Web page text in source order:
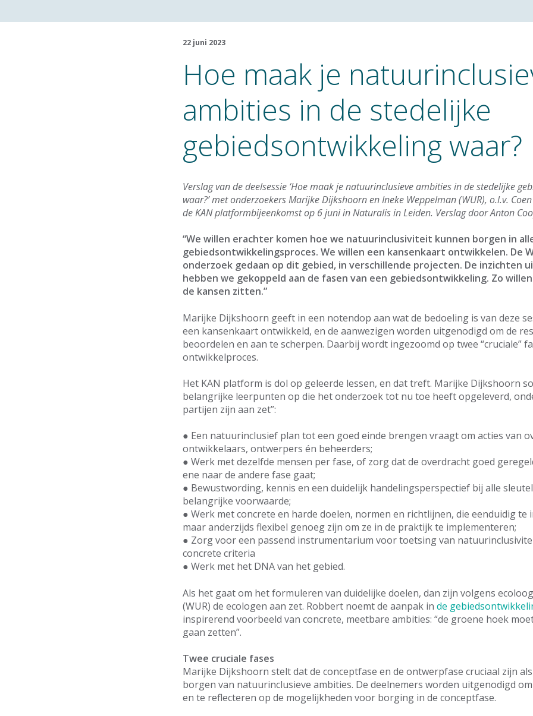
22 juni 2023
Hoe maak je
ambities in de stedelijke
gebiedsontwikkeling waar?
Verslag van de deelsessie ‘Hoe maak je natuurinclusieve ambities in de stedelijke
waar?’ met onderzoekers Marijke Dijkshoorn en Ineke Weppelman (WUR), o.l.v.
de KAN platformbijeenkomst op 6 juni in Naturalis in Leiden. Verslag door Anton
“We willen erachter komen hoe we natuurinclusiviteit kunnen borgen in
gebiedsontwikkelingsproces. We willen een kansenkaart ontwikkelen. De
onderzoek gedaan op dit gebied, in verschillende projecten. De inzichten
hebben we gekoppeld aan de fasen van een gebiedsontwikkeling. Zo
de kansen zitten.”
Marijke Dijkshoorn geeft in een notendop aan wat de bedoeling is van deze
een kansenkaart ontwikkeld, en de aanwezigen worden uitgenodigd om de
beoordelen en aan te scherpen. Daarbij wordt ingezoomd op twee “cruciale”
ontwikkelproces.
Het KAN platform is dol op geleerde lessen, en dat treft. Marijke Dijkshoorn
belangrijke leerpunten op die het onderzoek tot nu toe heeft opgeleverd,
partijen zijn aan zet”:
● Een natuurinclusief plan tot een goed einde brengen vraagt om acties van
ontwikkelaars, ontwerpers én beheerders;
● Werk met dezelfde mensen per fase, of zorg dat de overdracht goed
ene naar de andere fase gaat;
● Bewustwording, kennis en een duidelijk handelingsperspectief bij alle
belangrijke voorwaarde;
● Werk met concrete en harde doelen, normen en richtlijnen, die eenduidig
maar anderzijds flexibel genoeg zijn om ze in de praktijk te implementeren;
● Zorg voor een passend instrumentarium voor toetsing van
concrete criteria
● Werk met het DNA van het gebied.
Als het gaat om het formuleren van duidelijke doelen, dan zijn volgens
(WUR) de ecologen aan zet. Robbert noemt de aanpak in de
inspirerend voorbeeld van concrete, meetbare ambities: “de groene hoek
gaan zetten”.
Twee cruciale fases
Marijke Dijkshoorn stelt dat de conceptfase en de ontwerpfase cruciaal zijn
borgen van natuurinclusieve ambities. De deelnemers worden uitgenodigd
en te reflecteren op de mogelijkheden voor borging in de conceptfase.